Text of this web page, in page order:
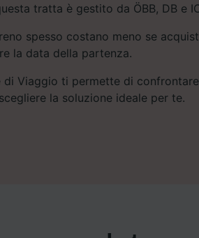
tratta è gestito da ÖBB, DB e
spesso costano meno se
la data della partenza.
di Viaggio ti permette di
la soluzione ideale per te.